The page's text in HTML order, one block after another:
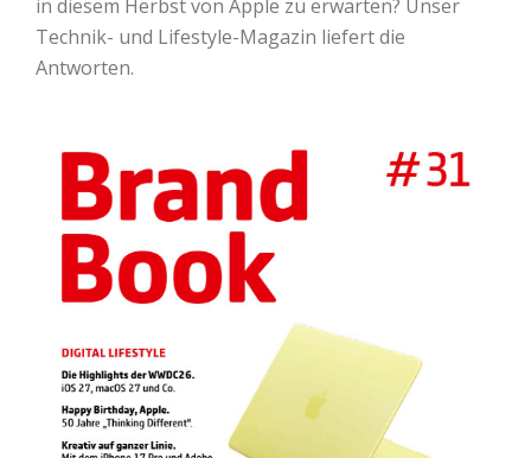
in diesem Herbst von Apple zu erwarten? Unser
Technik- und Lifestyle-Magazin liefert die
Antworten.